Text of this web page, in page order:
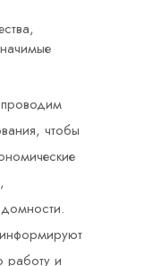
чтобы
работу и